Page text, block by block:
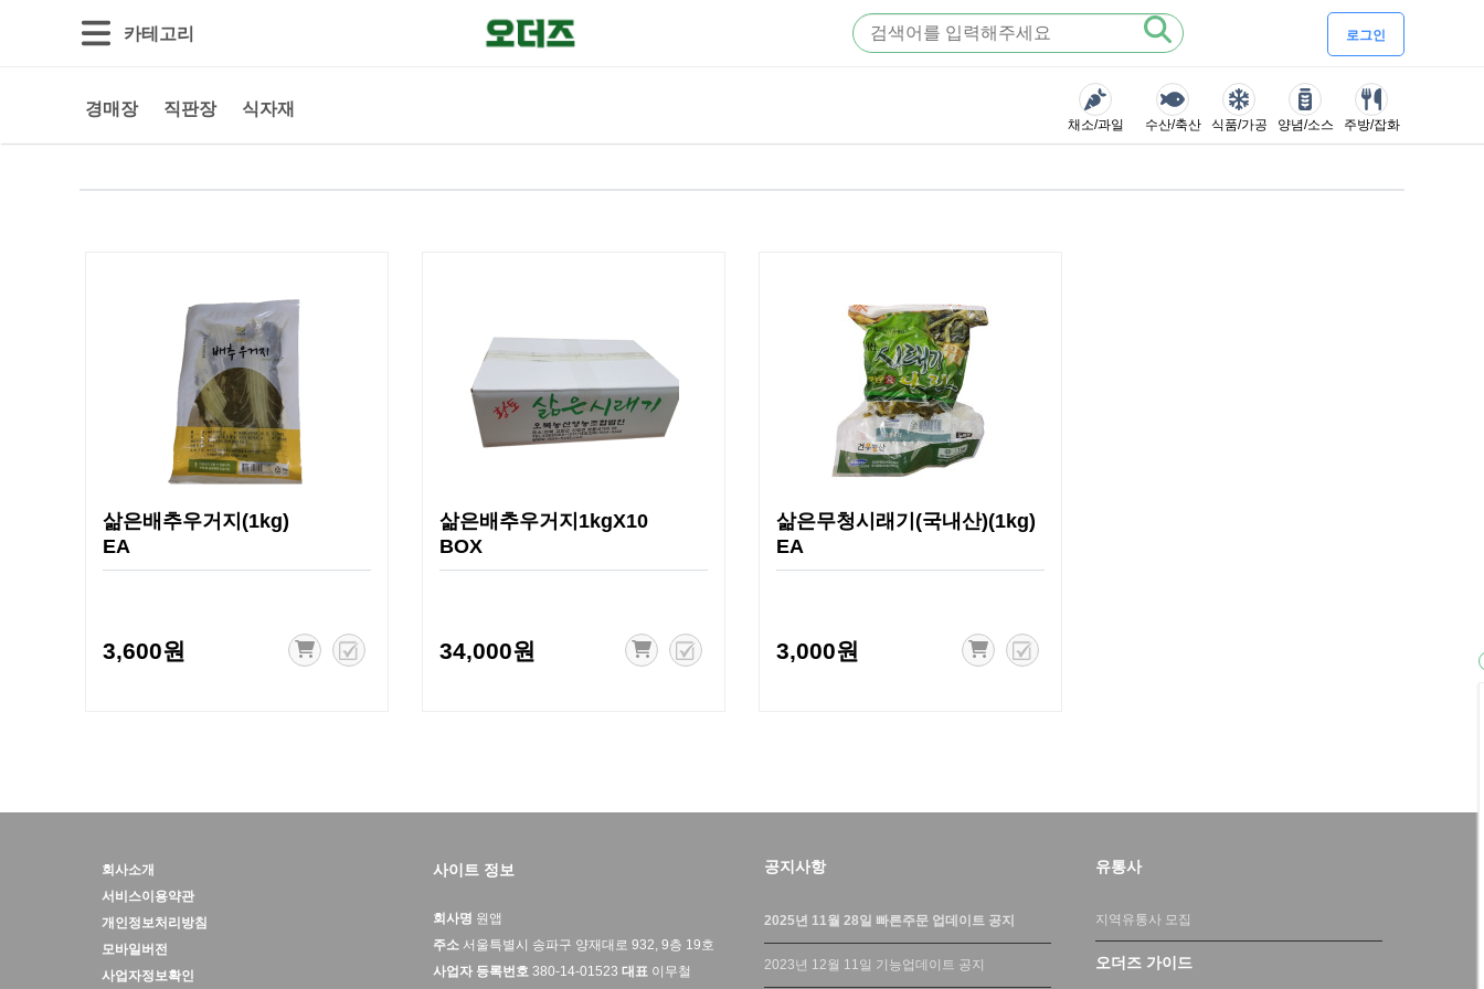
카테고리 로그인
주방/잡화
양념/소스
식품/가공
수산/축산
채소/과일
경매장 직판장 식자재
삶은배추우거지(1kg)
EA
3,600원
삶은배추우거지1kgX10
BOX
34,000원
삶은무청시래기(국내산)(1kg)
EA
3,000원
회사소개
서비스이용약관
개인정보처리방침
모바일버전
사업자정보확인
사이트 정보
회사명 원앱
주소 서울특별시 송파구 양재대로 932, 9층 19호
사업자 등록번호 380-14-01523 대표 이무철
공지사항
2025년 11월 28일 빠른주문 업데이트 공지
2023년 12월 11일 기능업데이트 공지
유통사
지역유통사 모집
오더즈 가이드